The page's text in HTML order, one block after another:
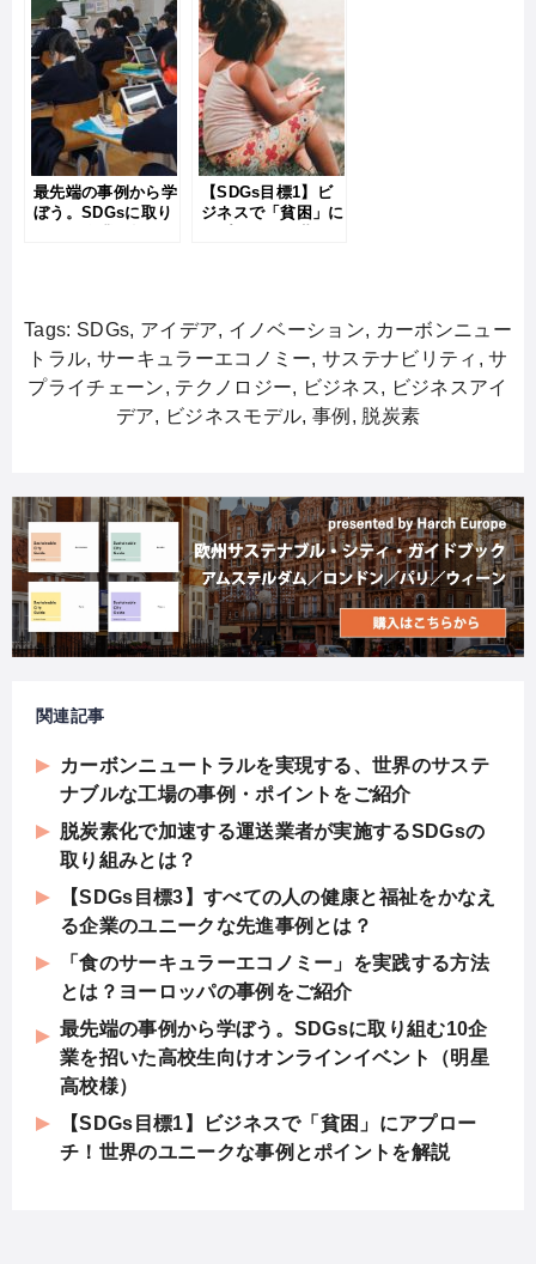
最先端の事例から学
ぼう。SDGsに取り
【SDGs目標1】ビ
ジネスで「貧困」に
Tags: SDGs, アイデア, イノベーション, カーボンニュー
トラル, サーキュラーエコノミー,サステナビリティ ,サ
プライチェーン, テクノロジー, ビジネス, ビジネスアイ
デア, ビジネスモデル, 事例 , 脱炭素
関連記事
カーボンニュートラルを実現する、世界のサステ
ナブルな工場の事例・ポイントをご紹介
脱炭素化で加速する運送業者が実施するSDGsの
取り組みとは？
【SDGs目標3】すべての人の健康と福祉をかなえ
る企業のユニークな先進事例とは？
「食のサーキュラーエコノミー」を実践する方法
とは？ヨーロッパの事例をご紹介
最先端の事例から学ぼう。SDGsに取り組む10企
業を招いた高校生向けオンラインイベント（明星
高校様）
【SDGs目標1】ビジネスで「貧困」にアプロー
チ！世界のユニークな事例とポイントを解説